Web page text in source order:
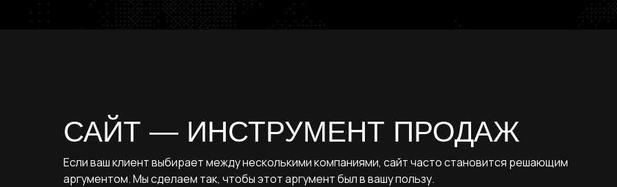
САЙТ — ИНСТРУМЕНТ ПРОДАЖ
Если ваш клиент выбирает между несколькими компаниями, сайт часто становится решающим
аргументом. Мы сделаем так, чтобы этот аргумент был в вашу пользу.
Кейсы
Команда
Контакты